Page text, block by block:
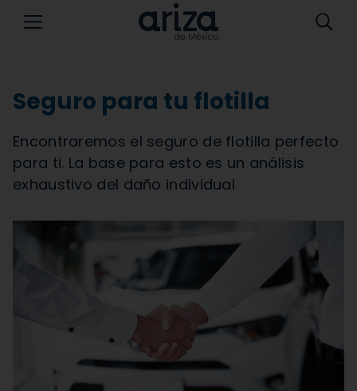
Seguro para tu flotilla
Encontraremos el seguro de flotilla perfecto
para ti. La base para esto es un análisis
exhaustivo del daño individual